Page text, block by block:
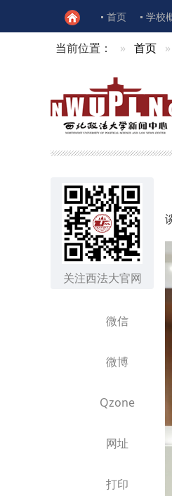
首页 学校
当前位置： 首页
关注西法大官网
微信
微博
Qzone
网址
打印